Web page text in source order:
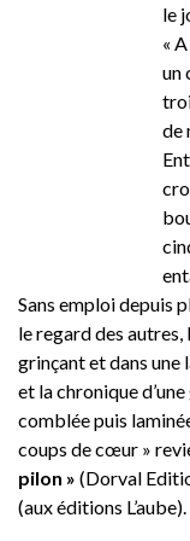
le
«
un
de
Sans emploi depuis
le regard des autres,
grinçant et dans une
et la chronique
comblée puis
coups de cœur »
pilon » (Dorval
(aux éditions L’aube).